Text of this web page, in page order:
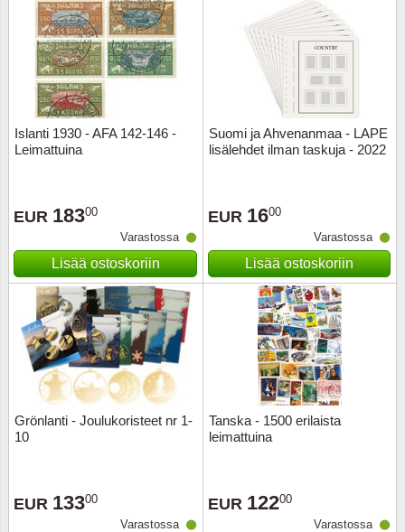
Islanti 1930 - AFA 142-146 -
Leimattuina
EUR 18300
Varastossa
Lisää ostoskoriin
Suomi ja Ahvenanmaa - LAPE
lisälehdet ilman taskuja - 2022
EUR 1600
Varastossa
Lisää ostoskoriin
Grönlanti - Joulukoristeet nr 1-
10
EUR 13300
Varastossa
Tanska - 1500 erilaista
leimattuina
EUR 12200
Varastossa